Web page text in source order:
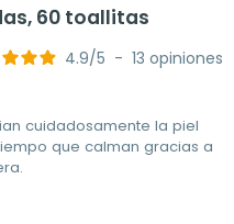
60 toallitas
4.9/5 - 13 opiniones
cuidadosamente la piel
que calman gracias a